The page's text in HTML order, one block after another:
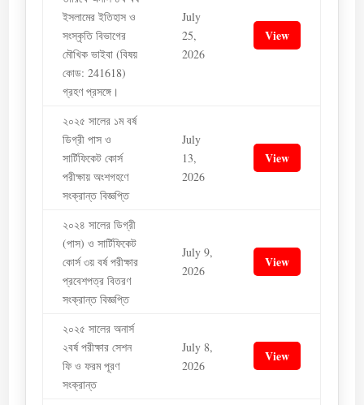
ইসলামের ইতিহাস ও
সংস্কৃতি বিভাগের
মৌখিক ভাইবা (বিষয়
কোড: 241618)
গ্রহণ প্রসঙ্গে।
July
25,
2026
View
২০২৫ সালের ১ম বর্ষ
ডিগ্রী পাস ও
সার্টিফিকেট কোর্স
পরীক্ষায় অংশগহণে
সংক্রান্ত বিজ্ঞপ্তি
July
13,
2026
View
২০২৪ সালের ডিগ্রী
(পাস) ও সার্টিফিকেট
কোর্স ৩য় বর্ষ পরীক্ষার
প্রবেশপত্র বিতরণ
সংক্রান্ত বিজ্ঞপ্তি
July 9,
2026
View
২০২৫ সালের অনার্স
২বর্ষ পরীক্ষার সেশন
ফি ও ফরম পূরণ
সংক্রান্ত
July 8,
2026
View